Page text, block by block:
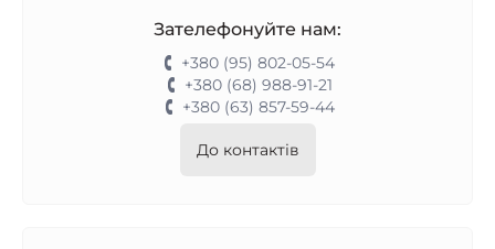
Зателефонуйте нам:
+380 (95) 802-05-54
+380 (68) 988-91-21
+380 (63) 857-59-44
До контактів